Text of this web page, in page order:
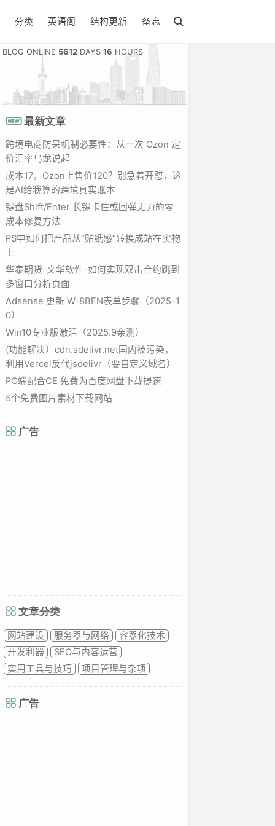
分类 英语阁 结构更新 备忘
os/repodata/repomd     .xml
BLOG ONLINE 5612DAYS 16 HOURS
最新文章
跨境电商防呆机制必要性：从一次 Ozon 定
价汇率乌龙说起
成本17，Ozon上售价120？别急着开怼，这
是AI给我算的跨境真实账本
键盘Shift/Enter 长键卡住或回弹无力的零
成本修复方法
PS中如何把产品从“贴纸感”转换成站在实物
上
华泰期货-文华软件-如何实现双击合约跳到
多窗口分析页面
Adsense 更新 W-8BEN表单步骤（2025-1
0）
Win10专业版激活（2025.9亲测）
(功能解决）cdn.sdelivr.net国内被污染，
利用Vercel反代jsdelivr（要自定义域名）
PC端配合CE 免费为百度网盘下载提速
5个免费图片素材下载网站
广告
文章分类
网站建设 服务器与网络
容器化技术
开发利器
SEO与内容运营
实用工具与技巧
项目管理与杂项
广告